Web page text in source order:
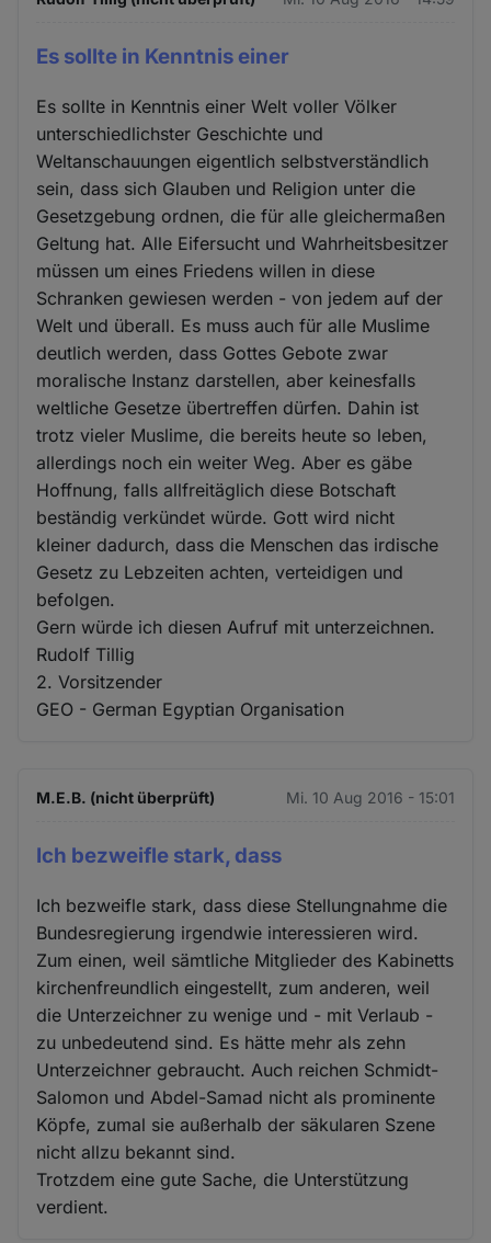
Es sollte in Kenntnis einer
Es sollte in Kenntnis einer Welt voller Völker
unterschiedlichster Geschichte und
Weltanschauungen eigentlich selbstverständlich
sein, dass sich Glauben und Religion unter die
Gesetzgebung ordnen, die für alle gleichermaßen
Geltung hat. Alle Eifersucht und Wahrheitsbesitzer
müssen um eines Friedens willen in diese
Schranken gewiesen werden - von jedem auf der
Welt und überall. Es muss auch für alle Muslime
deutlich werden, dass Gottes Gebote zwar
moralische Instanz darstellen, aber keinesfalls
weltliche Gesetze übertreffen dürfen. Dahin ist
trotz vieler Muslime, die bereits heute so leben,
allerdings noch ein weiter Weg. Aber es gäbe
Hoffnung, falls allfreitäglich diese Botschaft
beständig verkündet würde. Gott wird nicht
kleiner dadurch, dass die Menschen das irdische
Gesetz zu Lebzeiten achten, verteidigen und
befolgen.
Gern würde ich diesen Aufruf mit unterzeichnen.
Rudolf Tillig
2. Vorsitzender
GEO - German Egyptian Organisation
M.E.B. (nicht überprüft) Mi. 10 Aug 2016 - 15:01
Ich bezweifle stark, dass
Ich bezweifle stark, dass diese Stellungnahme die
Bundesregierung irgendwie interessieren wird.
Zum einen, weil sämtliche Mitglieder des Kabinetts
kirchenfreundlich eingestellt, zum anderen, weil
die Unterzeichner zu wenige und - mit Verlaub -
zu unbedeutend sind. Es hätte mehr als zehn
Unterzeichner gebraucht. Auch reichen Schmidt-
Salomon und Abdel-Samad nicht als prominente
Köpfe, zumal sie außerhalb der säkularen Szene
nicht allzu bekannt sind.
Trotzdem eine gute Sache, die Unterstützung
verdient.